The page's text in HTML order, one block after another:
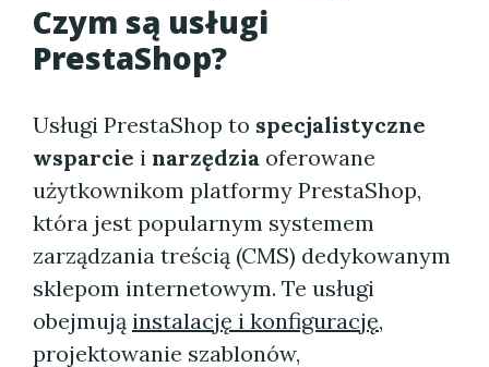
Czym są usługi
PrestaShop?
Usługi PrestaShop to specjalistyczne
wsparcie i narzędzia oferowane
użytkownikom platformy PrestaShop,
która jest popularnym systemem
zarządzania treścią (CMS) dedykowanym
sklepom internetowym. Te usługi
obejmują instalację i konfigurację,
projektowanie szablonów,